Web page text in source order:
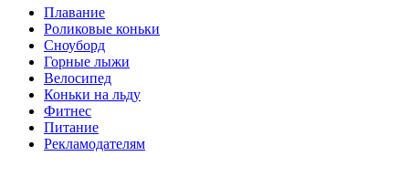
Плавание
Роликовые коньки
Сноуборд
Горные лыжи
Велосипед
Коньки на льду
Фитнес
Питание
Рекламодателям